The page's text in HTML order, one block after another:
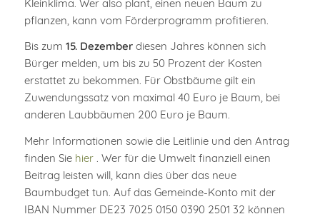
Kleinklima. Wer also plant, einen neuen Baum zu
pflanzen, kann vom Förderprogramm profitieren.
Bis zum 15. Dezemberdiesen Jahres können sich
Bürger melden, um bis zu 50 Prozent der Kosten
erstattet zu bekommen. Für Obstbäume gilt ein
Zuwendungssatz von maximal 40 Euro je Baum, bei
anderen Laubbäumen 200 Euro je Baum.
Mehr Informationen sowie die Leitlinie und den Antrag
finden Sie hier. Wer für die Umwelt finanziell einen
Beitrag leisten will, kann dies über das neue
Baumbudget tun. Auf das Gemeinde-Konto mit der
IBAN Nummer DE23 7025 0150 0390 2501 32 können